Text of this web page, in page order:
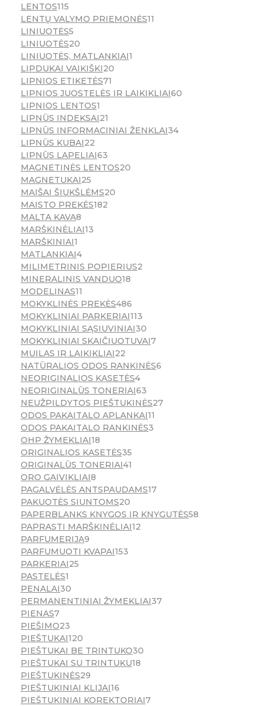
LENTOS115
LENTŲ VALYMO PRIEMONĖS11
LINIUOTĖS5
LINIUOTĖS20
LINIUOTĖS, MATLANKIAI1
LIPDUKAI VAIKIŠKI20
LIPNIOS ETIKETĖS71
LIPNIOS JUOSTELĖS IR LAIKIKLIAI60
LIPNIOS LENTOS1
LIPNŪS INDEKSAI21
LIPNŪS INFORMACINIAI ŽENKLAI34
LIPNŪS KUBAI22
LIPNŪS LAPELIAI63
MAGNETINĖS LENTOS20
MAGNETUKAI25
MAIŠAI ŠIUKŠLĖMS20
MAISTO PREKĖS182
MALTA KAVA8
MARŠKINĖLIAI13
MARŠKINIAI1
MATLANKIAI4
MILIMETRINIS POPIERIUS2
MINERALINIS VANDUO18
MODELINAS11
MOKYKLINĖS PREKĖS486
MOKYKLINIAI PARKERIAI113
MOKYKLINIAI SĄSIUVINIAI30
MOKYKLINIAI SKAIČIUOTUVAI7
MUILAS IR LAIKIKLIAI22
NATŪRALIOS ODOS RANKINĖS6
NEORIGINALIOS KASETĖS4
NEORIGINALŪS TONERIAI63
NEUŽPILDYTOS PIEŠTUKINĖS27
ODOS PAKAITALO APLANKAI11
ODOS PAKAITALO RANKINĖS3
OHP ŽYMEKLIAI18
ORIGINALIOS KASETĖS35
ORIGINALŪS TONERIAI41
ORO GAIVIKLIAI8
PAGALVĖLĖS ANTSPAUDAMS17
PAKUOTĖS SIUNTOMS20
PAPERBLANKS KNYGOS IR KNYGUTĖS58
PAPRASTI MARŠKINĖLIAI12
PARFUMERIJA9
PARFUMUOTI KVAPAI153
PARKERIAI25
PASTELĖS1
PENALAI30
PERMANENTINIAI ŽYMEKLIAI37
PIENAS7
PIEŠIMO23
PIEŠTUKAI120
PIEŠTUKAI BE TRINTUKO30
PIEŠTUKAI SU TRINTUKU18
PIEŠTUKINĖS29
PIEŠTUKINIAI KLIJAI16
PIEŠTUKINIAI KOREKTORIAI7